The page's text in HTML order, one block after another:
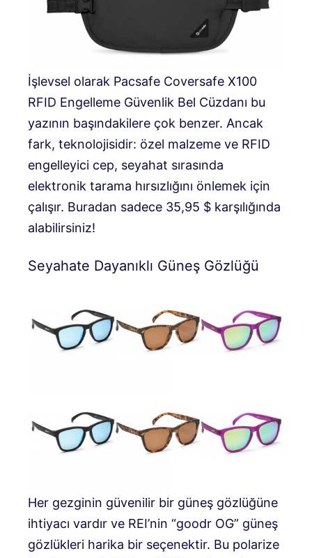
İşlevsel olarak Pacsafe Coversafe X100
RFID Engelleme Güvenlik Bel Cüzdanı bu
yazının başındakilere çok benzer. Ancak
fark, teknolojisidir: özel malzeme ve RFID
engelleyici cep, seyahat sırasında
elektronik tarama hırsızlığını önlemek için
çalışır. Buradan sadece 35,95 $ karşılığında
alabilirsiniz!
Seyahate Dayanıklı Güneş Gözlüğü
Her gezginin güvenilir bir güneş gözlüğüne
ihtiyacı vardır ve REI’nin “goodr OG” güneş
gözlükleri harika bir seçenektir. Bu polarize